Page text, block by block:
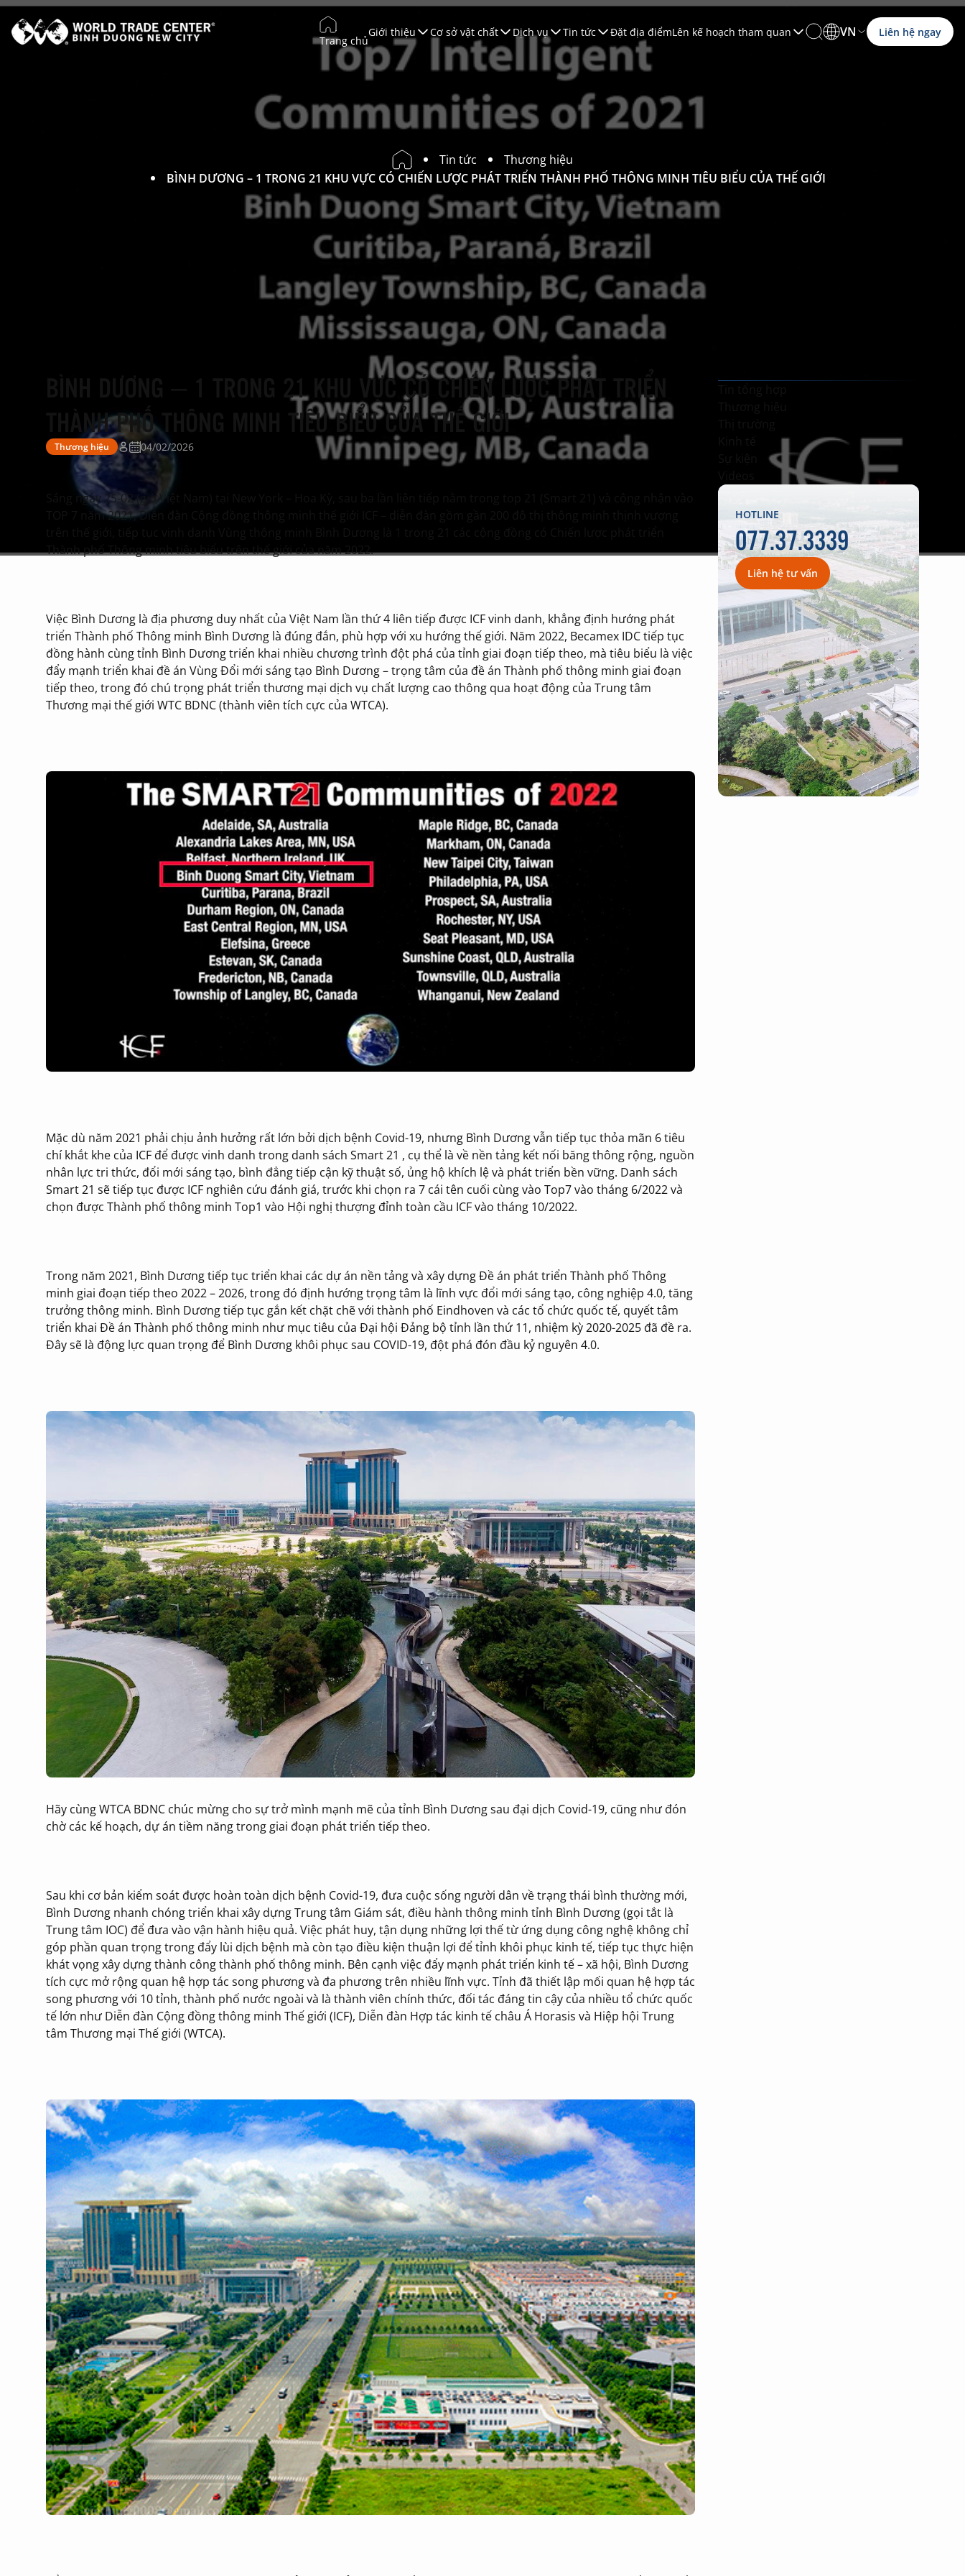
Trang chủ
Giới thiệu Cơ sở vật chất Dịch vụ
Xem tất cả
Đào tạo
Xem tất cả
Sàn Thương Mại
Xem tất cả
Hội nghị & Triển lãm
Xem tất cả
Xem tất cả
Tin tức Đặt địa điểmLên kế hoạch tham quan VN Liên hệ ngay
Tin tức
Thương hiệu
BÌNH DƯƠNG – 1 TRONG 21 KHU VỰC CÓ CHIẾN LƯỢC PHÁT TRIỂN THÀNH PHỐ THÔNG MINH TIÊU BIỂU CỦA THẾ GIỚI
BÌNH DƯƠNG – 1 TRONG 21 KHU VỰC CÓ CHIẾN LƯỢC PHÁT TRIỂN
THÀNH PHỐ THÔNG MINH TIÊU BIỂU CỦA THẾ GIỚI
Thương hiệu 04/02/2026
Sáng ngày 25-02 (giờ Việt Nam) tại New York – Hoa Kỳ, sau ba lần liên tiếp nằm trong top 21 (Smart 21) và công nhận vào
TOP 7 năm 2021, Diễn đàn Cộng đồng thông minh thế giới ICF – diễn đàn gồm gần 200 đô thị thông minh thịnh vượng
Thành phố Thông minh tiêu biểu trên thế giới của năm 2022.
Việc Bình Dương là địa phương duy nhất của Việt Nam lần thứ 4 liên tiếp được ICF vinh danh, khẳng định hướng phát
triển Thành phố Thông minh Bình Dương là đúng đắn, phù hợp với xu hướng thế giới. Năm 2022, Becamex IDC tiếp tục
đồng hành cùng tỉnh Bình Dương triển khai nhiều chương trình đột phá của tỉnh giai đoạn tiếp theo, mà tiêu biểu là việc
đẩy mạnh triển khai đề án Vùng Đổi mới sáng tạo Bình Dương – trọng tâm của đề án Thành phố thông minh giai đoạn
tiếp theo, trong đó chú trọng phát triển thương mại dịch vụ chất lượng cao thông qua hoạt động của Trung tâm
Thương mại thế giới WTC BDNC (thành viên tích cực của WTCA).
Mặc dù năm 2021 phải chịu ảnh hưởng rất lớn bởi dịch bệnh Covid-19, nhưng Bình Dương vẫn tiếp tục thỏa mãn 6 tiêu
chí khắt khe của ICF để được vinh danh trong danh sách Smart 21 , cụ thể là về nền tảng kết nối băng thông rộng, nguồn
nhân lực tri thức, đổi mới sáng tạo, bình đẳng tiếp cận kỹ thuật số, ủng hộ khích lệ và phát triển bền vững. Danh sách
Smart 21 sẽ tiếp tục được ICF nghiên cứu đánh giá, trước khi chọn ra 7 cái tên cuối cùng vào Top7 vào tháng 6/2022 và
chọn được Thành phố thông minh Top1 vào Hội nghị thượng đỉnh toàn cầu ICF vào tháng 10/2022.
Trong năm 2021, Bình Dương tiếp tục triển khai các dự án nền tảng và xây dựng Đề án phát triển Thành phố Thông
minh giai đoạn tiếp theo 2022 – 2026, trong đó định hướng trọng tâm là lĩnh vực đổi mới sáng tạo, công nghiệp 4.0, tăng
trưởng thông minh. Bình Dương tiếp tục gắn kết chặt chẽ với thành phố Eindhoven và các tổ chức quốc tế, quyết tâm
triển khai Đề án Thành phố thông minh như mục tiêu của Đại hội Đảng bộ tỉnh lần thứ 11, nhiệm kỳ 2020-2025 đã đề ra.
Đây sẽ là động lực quan trọng để Bình Dương khôi phục sau COVID-19, đột phá đón đầu kỷ nguyên 4.0.
Hãy cùng WTCA BDNC chúc mừng cho sự trở mình mạnh mẽ của tỉnh Bình Dương sau đại dịch Covid-19, cũng như đón
chờ các kế hoạch, dự án tiềm năng trong giai đoạn phát triển tiếp theo.
Sau khi cơ bản kiểm soát được hoàn toàn dịch bệnh Covid-19, đưa cuộc sống người dân về trạng thái bình thường mới,
Bình Dương nhanh chóng triển khai xây dựng Trung tâm Giám sát, điều hành thông minh tỉnh Bình Dương (gọi tắt là
Trung tâm IOC) để đưa vào vận hành hiệu quả. Việc phát huy, tận dụng những lợi thế từ ứng dụng công nghệ không chỉ
góp phần quan trọng trong đẩy lùi dịch bệnh mà còn tạo điều kiện thuận lợi để tỉnh khôi phục kinh tế, tiếp tục thực hiện
khát vọng xây dựng thành công thành phố thông minh. Bên cạnh việc đẩy mạnh phát triển kinh tế – xã hội, Bình Dương
tích cực mở rộng quan hệ hợp tác song phương và đa phương trên nhiều lĩnh vực. Tỉnh đã thiết lập mối quan hệ hợp tác
song phương với 10 tỉnh, thành phố nước ngoài và là thành viên chính thức, đối tác đáng tin cậy của nhiều tổ chức quốc
tế lớn như Diễn đàn Cộng đồng thông minh Thế giới (ICF), Diễn đàn Hợp tác kinh tế châu Á Horasis và Hiệp hội Trung
tâm Thương mại Thế giới (WTCA).
HOTLINE
077.37.3339
Liên hệ tư vấn